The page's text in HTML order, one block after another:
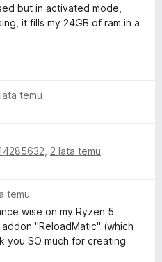
but in activated mode,
it fills my 24GB of ram in a
temu
2 lata temu
temu
wise on my Ryzen 5
"ReloadMatic" (which
you SO much for creating